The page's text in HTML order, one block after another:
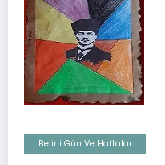
Belirli Gün Ve Haftalar